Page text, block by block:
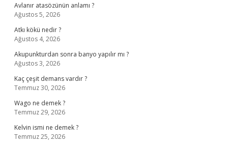
Avlanır atasözünün anlamı ?
Ağustos 5, 2026
Atkı kökü nedir ?
Ağustos 4, 2026
Akupunkturdan sonra banyo yapılır mı ?
Ağustos 3, 2026
Kaç çeşit demans vardır ?
Temmuz 30, 2026
Wago ne demek ?
Temmuz 29, 2026
Kelvin ismi ne demek ?
Temmuz 25, 2026